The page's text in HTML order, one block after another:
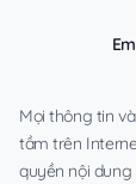
Mọi thông tin
tầm trên
quyền nội dung